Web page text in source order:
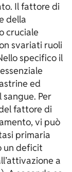
Il fattore di
della
cruciale
svariati ruoli
specifico il
ed
Per
fattore di
vi può
primaria
un deficit
a